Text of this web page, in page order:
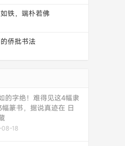
铁，端朴若佛
侨批书法
的字绝！难得见这4幅隶
幅篆书，据说真迹在 日
18